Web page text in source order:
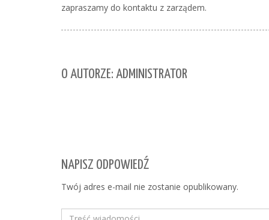
zapraszamy do kontaktu z zarządem.
O AUTORZE: ADMINISTRATOR
NAPISZ ODPOWIEDŹ
Twój adres e-mail nie zostanie opublikowany.